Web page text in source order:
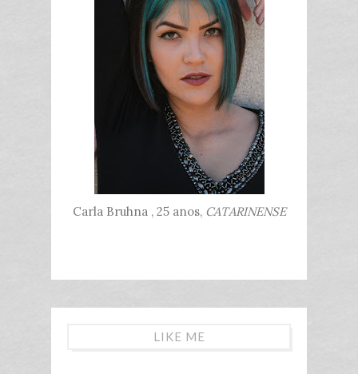
Carla Bruhna , 25 anos, CATARINENSE
LIKE ME